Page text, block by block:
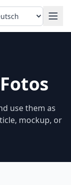
use them as
mockup, or